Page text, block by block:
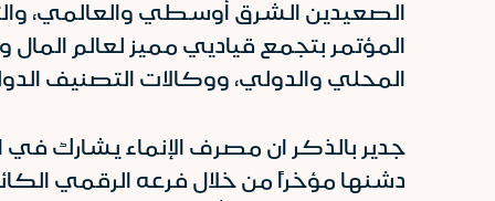
الصعيدين الشرق أوسطي والعالمي،
المؤتمر بتجمع قياديي مميز لعالم
المحلي والدولي، ووكالات التصنيف
جدير بالذكر ان مصرف الإنماء يشارك
دشنها مؤخراً من خلال فرعه الرقمي